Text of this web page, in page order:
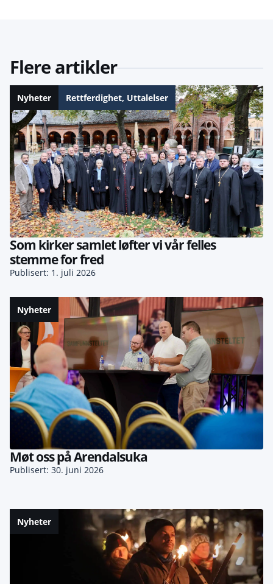
Flere artikler
Nyheter Rettferdighet, Uttalelser
Som kirker samlet løfter vi vår felles
stemme for fred
Publisert: 1. juli 2026
Nyheter
Møt oss på Arendalsuka
Publisert: 30. juni 2026
Nyheter